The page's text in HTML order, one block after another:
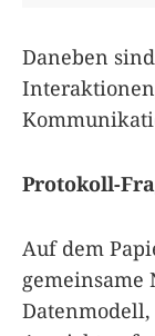
Daneben
Protokoll-
Auf dem
gemeinsame